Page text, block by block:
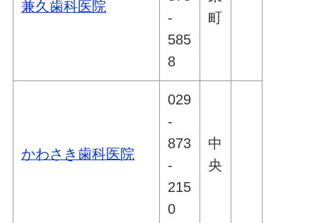
兼久歯科医院
-
585
8
町
かわさき歯科医院
029
-
873
-
215
0
中
央